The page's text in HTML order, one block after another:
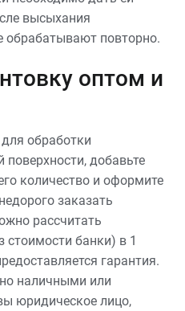
высыхания
обрабатывают повторно.
оптом и
обработки
поверхности, добавьте
количество и оформите
заказать
рассчитать
стоимости банки) в 1
гарантия.
наличными или
юридическое лицо,